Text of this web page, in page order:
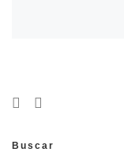
Buscar